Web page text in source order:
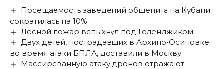
Посещаемость заведений общепита на Кубани
сократилась на 10%
Лесной пожар вспыхнул под Геленджиком
Двух детей, пострадавших в Архипо-Осиповке
во время атаки БПЛА, доставили в Москву
Массированную атаку дронов отражают